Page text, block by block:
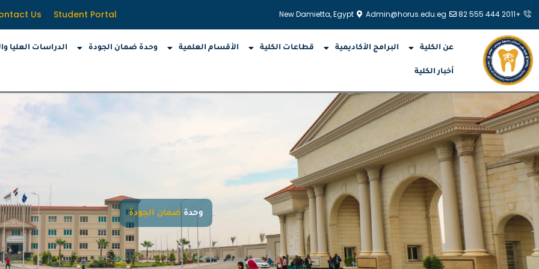
إلى
المحتوى
+2011 444 555 82
Admin@horus.edu.eg
New Damietta, Egypt
Student Portal
Us
عن الكلية البرامج الأكاديمية قطاعات الكلية الأقسام العلمية وحدة ضمان الجودة الدراسات العليا
أخبار الكلية
وحدة ضمان الجودة